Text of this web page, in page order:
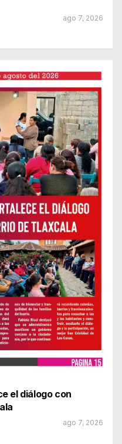
ago 7, 2026
el diálogo con
ago 7, 2026